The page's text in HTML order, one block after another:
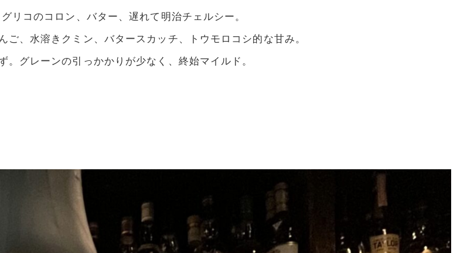
コのコロン、バター、遅れて明治チェルシー。
、水溶きクミン、バタースカッチ、トウモロコシ的な甘み。
グレーンの引っかかりが少なく、終始マイルド。